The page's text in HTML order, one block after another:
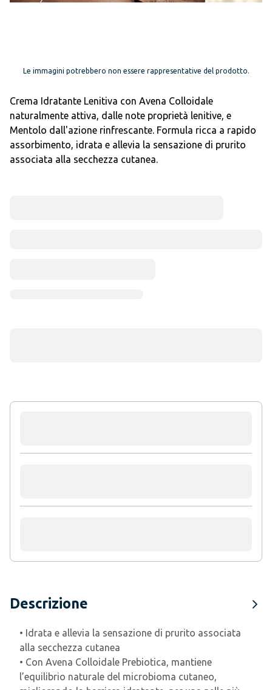
Le immagini potrebbero non essere rappresentative del prodotto.
Crema Idratante Lenitiva con Avena Colloidale
naturalmente attiva, dalle note proprietà lenitive, e
Mentolo dall'azione rinfrescante. Formula ricca a rapido
assorbimento, idrata e allevia la sensazione di prurito
associata alla secchezza cutanea.
Descrizione
• Idrata e allevia la sensazione di prurito associata
alla secchezza cutanea
• Con Avena Colloidale Prebiotica, mantiene
l’equilibrio naturale del microbioma cutaneo,